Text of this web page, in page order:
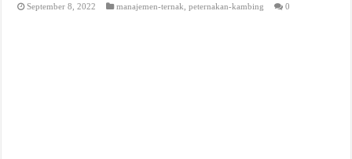
September 8, 2022 manajemen-ternak ,peternakan-kambing 0